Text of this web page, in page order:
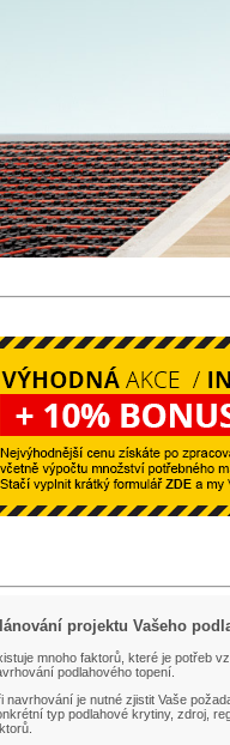
projektu Vašeho
mnoho faktorů, které je potřeb
podlahového topení.
navrhování je nutné zjistit Vaše
typ podlahové krytiny, zdroj,